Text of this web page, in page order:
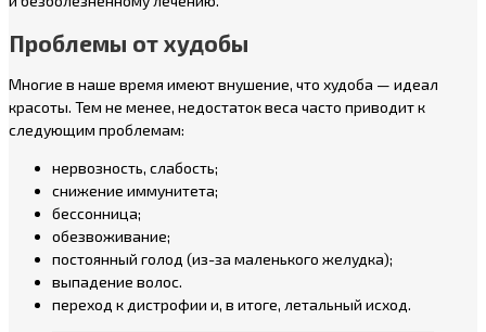
Проблемы от худобы
Многие в наше время имеют внушение, что худоба — идеал
красоты. Тем не менее, недостаток веса часто приводит к
следующим проблемам:
нервозность, слабость;
снижение иммунитета;
бессонница;
обезвоживание;
постоянный голод (из-за маленького желудка);
выпадение волос.
переход к дистрофии и, в итоге, летальный исход.